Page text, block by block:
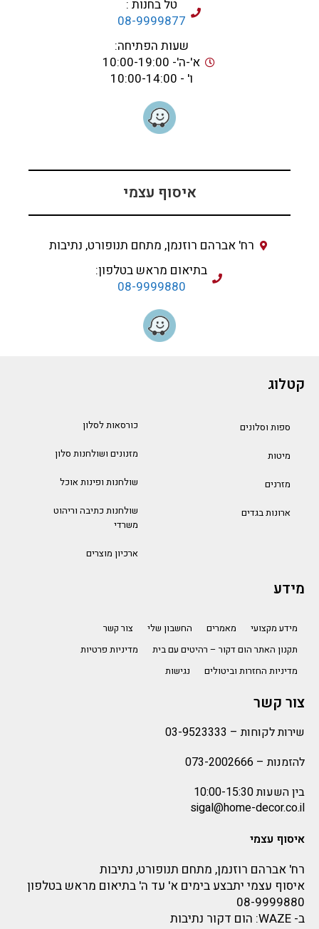
טל בחנות :
08-9999877
שעות הפתיחה:
א'-ה'- 10:00-19:00
ו' - 10:00-14:00
איסוף עצמי
רח' אברהם רוזנמן, מתחם תנופורט, נתיבות
בתיאום מראש בטלפון:
08-9999880
קטלוג
ספות וסלונים
מיטות
מזרנים
ארונות בגדים
כורסאות לסלון
מזנונים ושולחנות סלון
שולחנות ופינות אוכל
שולחנות כתיבה וריהוט
משרדי
ארכיון מוצרים
מידע
מידע מקצועי מאמרים החשבון שלי
צור קשר
תקנון האתר הום דקור – רהיטים עם בית
מדיניות פרטיות
מדיניות החזרות וביטולים
נגישות
צור קשר
שירות לקוחות – 03-9523333
להזמנות – 073-2002666
בין השעות 10:00-15:30
sigal@home-decor.co.il
איסוף עצמי
רח' אברהם רוזנמן, מתחם תנופורט, נתיבות
איסוף עצמי יתבצע בימים א' עד ה' בתיאום מראש בטלפון
08-9999880
ב- WAZE: הום דקור נתיבות